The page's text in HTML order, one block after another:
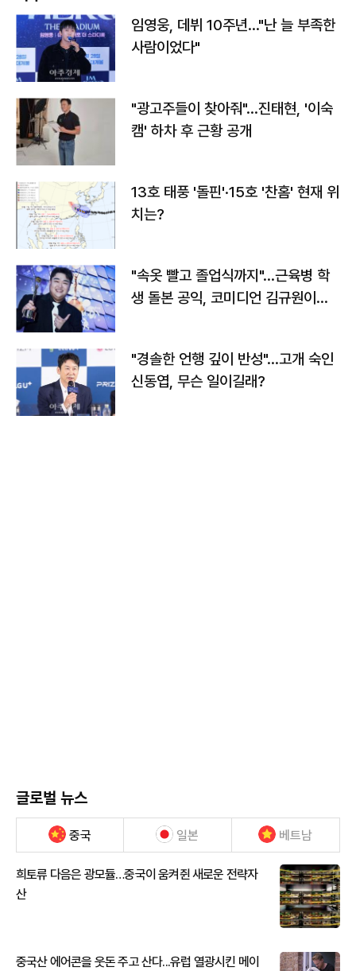
임영웅, 데뷔 10주년…"난 늘 부족한
사람이었다"
"광고주들이 찾아줘"…진태현, '이숙
캠' 하차 후 근황 공개
13호 태풍 '돌핀'·15호 '찬홈' 현재 위
치는?
"속옷 빨고 졸업식까지"…근육병 학
생 돌본 공익, 코미디언 김규원이었
"경솔한 언행 깊이 반성"…고개 숙인
신동엽, 무슨 일이길래?
글로벌 뉴스
중국 일본 베트남
희토류 다음은 광모듈…중국이 움켜쥔 새로운 전략자
산
중국산 에어콘을 웃돈 주고 산다...유럽 열광시킨 메이